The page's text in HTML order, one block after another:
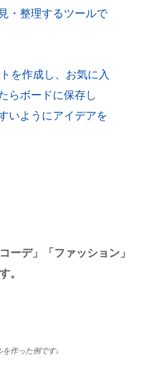
・整理するツールで
を作成し、お気に入
らボードに保存し
いようにアイデアを
ーデ」「ファッション」
。
作った例です↓